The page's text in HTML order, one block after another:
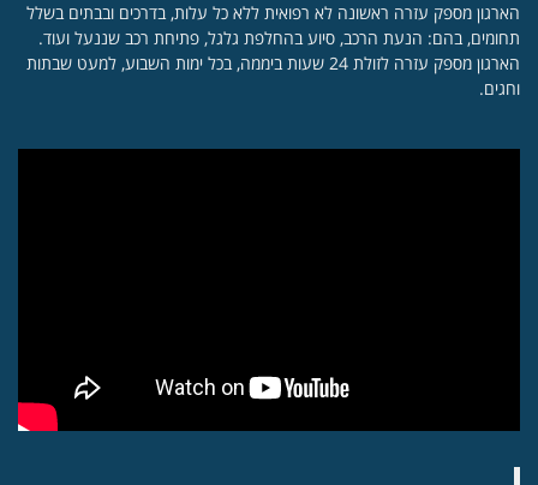
הארגון מספק עזרה ראשונה לא רפואית ללא כל עלות, בדרכים ובבתים בשלל
תחומים, בהם: הנעת הרכב, סיוע בהחלפת גלגל, פתיחת רכב שננעל ועוד.
הארגון מספק עזרה לזולת 24 שעות ביממה, בכל ימות השבוע, למעט שבתות
וחגים.